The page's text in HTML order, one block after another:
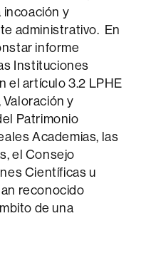
incoación y
administrativo. En
informe
Instituciones
el artículo 3.2 LPHE
y
Patrimonio
Academias, las
el Consejo
Científicas u
reconocido
de una